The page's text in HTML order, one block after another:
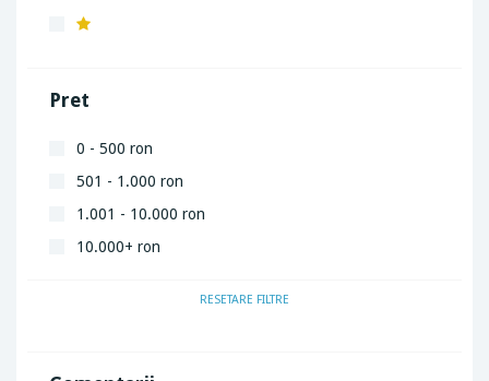
Pret
0 - 500 ron
501 - 1.000 ron
1.001 - 10.000 ron
10.000+ ron
RESETARE FILTRE